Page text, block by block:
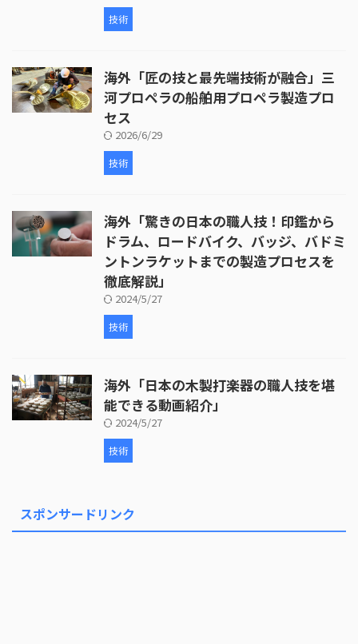
技術
海外「匠の技と最先端技術が融合」三
河プロペラの船舶用プロペラ製造プロ
セス
2026/6/29
技術
海外「驚きの日本の職人技！印鑑から
ドラム、ロードバイク、バッジ、バドミ
ントンラケットまでの製造プロセスを
徹底解説」
2024/5/27
技術
海外「日本の木製打楽器の職人技を堪
能できる動画紹介」
2024/5/27
技術
スポンサードリンク